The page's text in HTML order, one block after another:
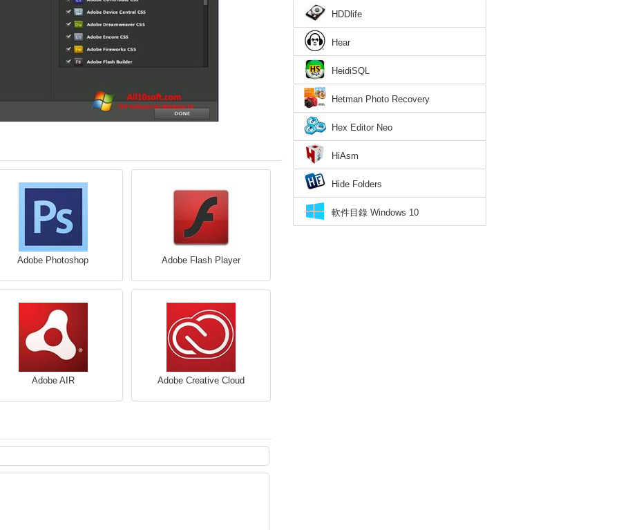
Adobe Photoshop Adobe Flash Player
Adobe AIR Adobe Creative Cloud
HDDlife
Hear
HeidiSQL
Hetman Photo Recovery
Hex Editor Neo
HiAsm
Hide Folders
軟件目錄 Windows 10